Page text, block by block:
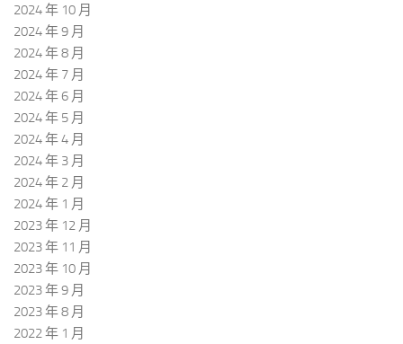
2024 年 10 月
2024 年 9 月
2024 年 8 月
2024 年 7 月
2024 年 6 月
2024 年 5 月
2024 年 4 月
2024 年 3 月
2024 年 2 月
2024 年 1 月
2023 年 12 月
2023 年 11 月
2023 年 10 月
2023 年 9 月
2023 年 8 月
2022 年 1 月